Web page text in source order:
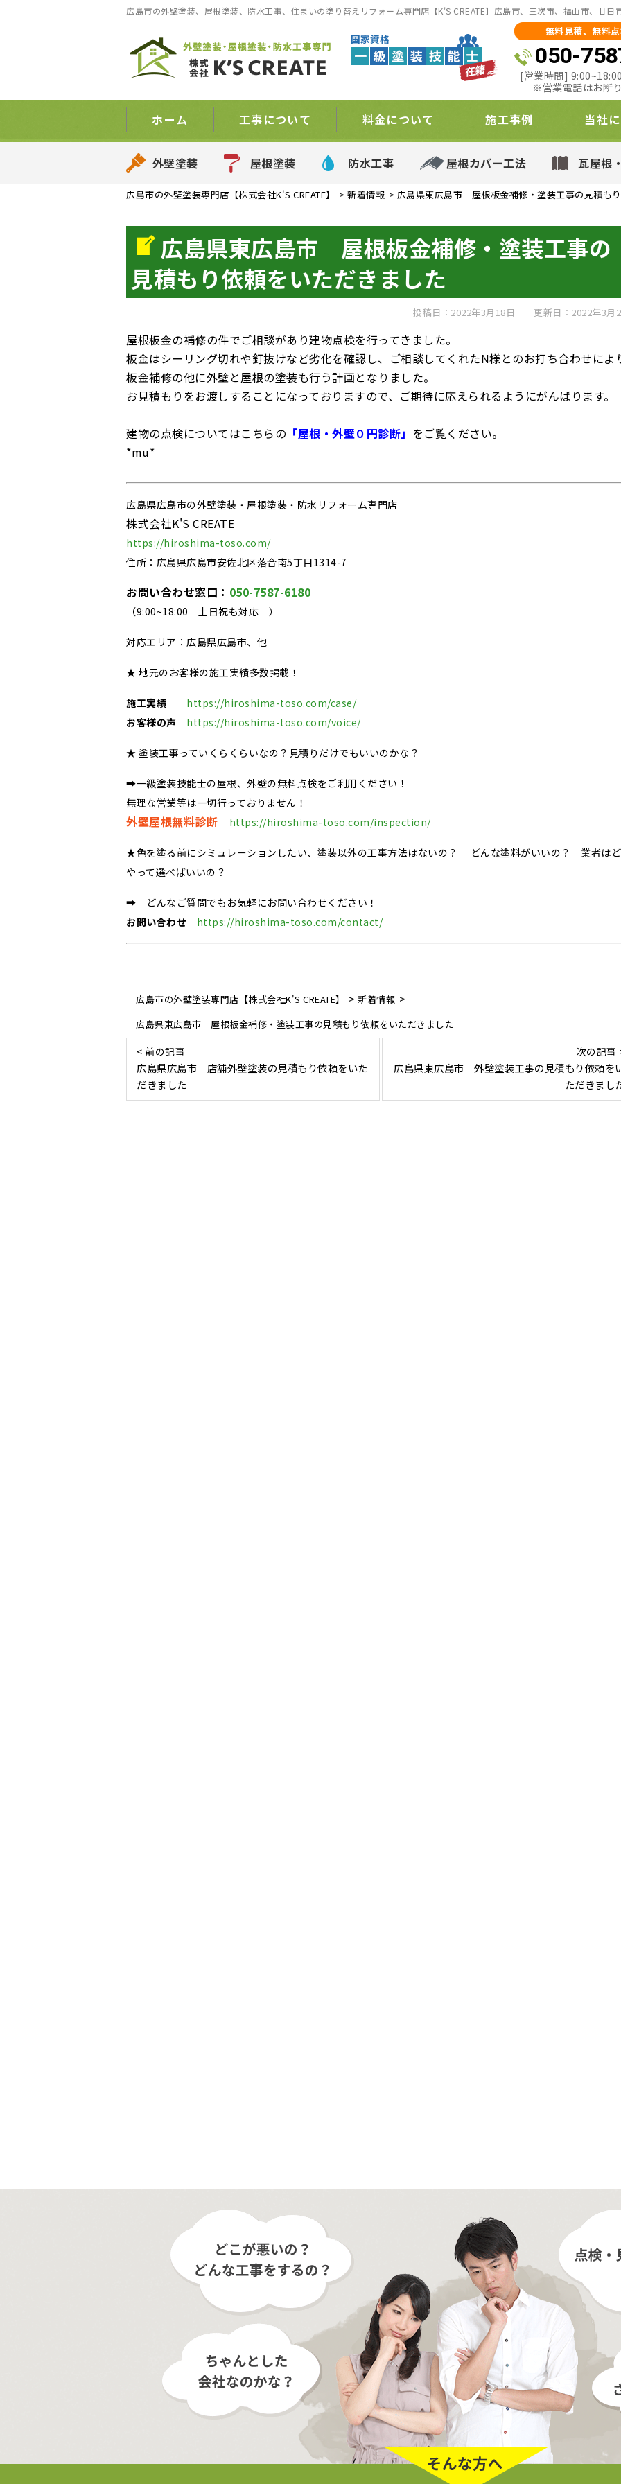
広島市の外壁塗装、屋根塗装、防水工事、住まいの塗り替えリフォーム専門店【K'S CREATE】広島市、三次市、福山市、廿
無料見積、無料
050-
[営業時間]
※営業電話はお断
ホーム 工事について 料金について 施工事例 当社
外壁塗装 屋根塗装 防水工事 屋根カバー工法 瓦屋根
広島市の外壁塗装専門店【株式会社K'S CREATE】 > 新着情報 > 広島県東広島市 屋根板金補修・塗装工事の見積も
広島県東広島市 屋根板金補修・塗装工事の
見積もり依頼をいただきました
投稿日：2022年3月18日 更新日：2022年3月
屋根板金の補修の件でご相談があり建物点検を行ってきました。
板金はシーリング切れや釘抜けなど劣化を確認し、ご相談してくれたN様とのお打ち合わせによ
板金補修の他に外壁と屋根の塗装も行う計画となりました。
お見積もりをお渡しすることになっておりますので、ご期待に応えられるようにがんばります。
建物の点検についてはこちらの 「屋根・外壁０円診断」 をご覧ください。
*mu*
広島県広島市の外壁塗装・屋根塗装・防水リフォーム専門店
株式会社K'S CREATE
https://hiroshima-toso.com/
住所：広島県広島市安佐北区落合南5丁目1314-7
お問い合わせ窓口： 050-7587-6180
（9:00~18:00 土日祝も対応 ）
対応エリア：広島県広島市、他
★ 地元のお客様の施工実績多数掲載！
施工実績
https://hiroshima-toso.com/case/
お客様の声
https://hiroshima-toso.com/voice/
★ 塗装工事っていくらくらいなの？見積りだけでもいいのかな？
➡一級塗装技能士の屋根、外壁の無料点検をご利用ください！
無理な営業等は一切行っておりません！
外壁屋根無料診断 https://hiroshima-toso.com/inspection/
★色を塗る前にシミュレーションしたい、塗装以外の工事方法はないの？ どんな塗料がいいの？ 業者は
やって選べばいいの？
➡ どんなご質問でもお気軽にお問い合わせください！
お問い合わせ
https://hiroshima-toso.com/contact/
広島市の外壁塗装専門店【株式会社K'S CREATE】 >新着情報 >
広島県東広島市 屋根板金補修・塗装工事の見積もり依頼をいただきました
< 前の記事
広島県広島市 店舗外壁塗装の見積もり依頼をいた
だきました
次の記事
広島県東広島市 外壁塗装工事の見積もり依頼を
ただきまし